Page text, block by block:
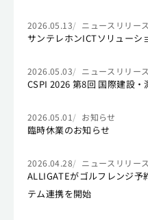
2026.05.13 ニュースリリース
サンテレホンICTソリューシ
2026.05.03 ニュースリリース
CSPI 2026 第8回 国際建設・
2026.05.01 お知らせ
臨時休業のお知らせ
2026.04.28 ニュースリリース
ALLIGATEがゴルフレンジ
テム連携を開始